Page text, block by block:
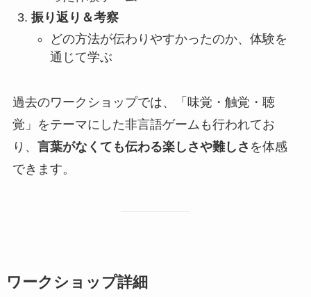
振り返り＆考察
どの方法が伝わりやすかったのか、体験を
通じて学ぶ
過去のワークショップでは、「味覚・触覚・聴
覚」をテーマにした非言語ゲームも行われてお
り、 言葉がなくても伝わる楽しさや難しさ を体感
できます。
ワークショップ詳細